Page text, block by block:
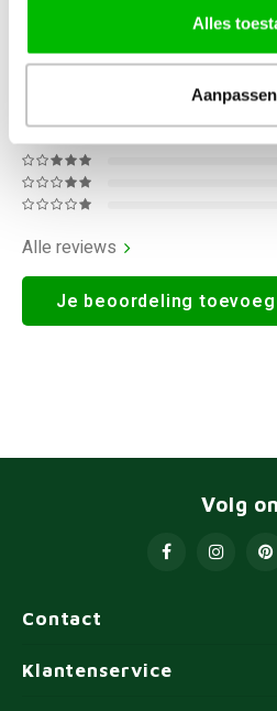
Alles
Aanpassen
BEOORDELINGEN
0Reviews
Alle reviews
Je beoordeling
Contact
Volg
Klantenservice